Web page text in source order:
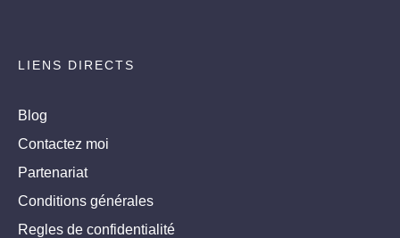
LIENS DIRECTS
Blog
Contactez moi
Partenariat
Conditions générales
Regles de confidentialité